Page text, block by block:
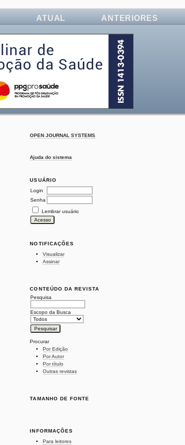
OPEN JOURNAL SYSTEMS
Ajuda do sistema
USUÁRIO
Login
Senha
Lembrar usuário
NOTIFICAÇÕES
Visualizar
Assinar
CONTEÚDO DA REVISTA
Pesquisa
Escopo da Busca
Procurar
Por Edição
Por Autor
Por título
Outras revistas
TAMANHO DE FONTE
INFORMAÇÕES
Para leitores
ATUAL ANTERIORES